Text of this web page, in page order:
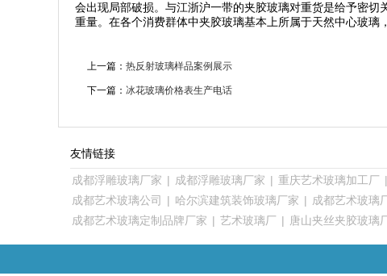
会出现局部破损。与江浙沪一带的夹胶玻璃对重货是给予密
重量。在各个消费群体中夹胶玻璃基本上所属于天然中心玻璃
上一篇： 热反射玻璃样品案例展示
下一篇： 冰花玻璃价格表生产电话
友情链接
成都浮雕玻璃厂家 | 成都浮雕玻璃厂家 | 重庆艺术玻璃加工厂 |
成都艺术玻璃公司
| 哈尔滨建筑装饰玻璃厂家 | 成都艺术玻璃
成都艺术玻璃定制品牌厂家 | 艺术玻璃厂 | 唐山夹丝夹胶玻璃